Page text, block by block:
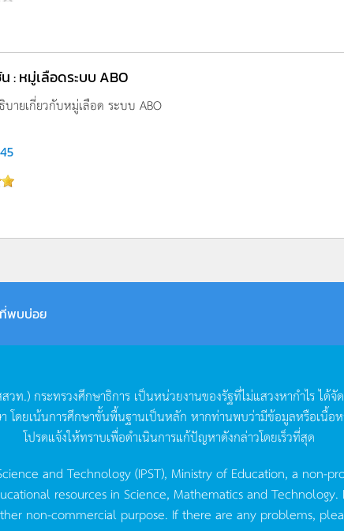
: หมู่เลือดระบบ ABO
บายเกี่ยวกับหมู่เลือด ระบบ ABO
พบบ่อย
วท.) กระทรวงศึกษาธิการ เป็นหน่วยงานของรัฐที่ไม่แสวงหากำไรได้จั
โดยเน้นการศึกษาขั้นพื้นฐานเป็นหลัก หากท่านพบว่ามีข้อมูลหรือเนื้อห
โปรดแจ้งให้ทราบเพื่อดำเนินการแก้ปัญหาดังกล่าวโดยเร็วที่สุด
and Technology (IPST), Ministry of Education, a non-
resources in Science, Mathematics and
non-commercial purpose. If there are any problems,